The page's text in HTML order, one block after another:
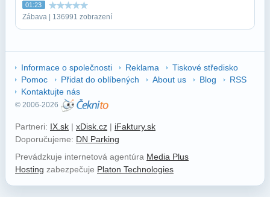
01:23
Zábava | 136991 zobrazení
Informace o společnosti Reklama
Tiskové středisko
Pomoc
Přidat do oblíbených About us Blog
RSS
Kontaktujte nás
© 2006-2026
Partneri: IX.sk | xDisk.cz | iFaktury.sk
Doporučujeme: DN Parking
Prevádzkuje internetová agentúra Media Plus
Hosting zabezpečuje Platon Technologies